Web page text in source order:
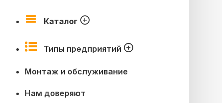
Каталог
Типы предприятий
Монтаж и обслуживание
Нам доверяют